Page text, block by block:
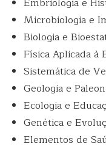
Embriologia e
Microbiologia e
Biologia e
Física Aplicada à
Sistemática de
Geologia e
Ecologia e
Genética e
Elementos de